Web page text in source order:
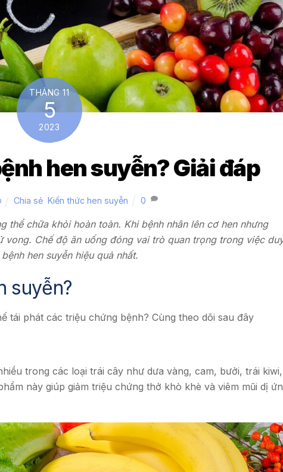
THÁNG 11
5
2023
hen suyễn? Giải đáp
Chia sẻ ,Kiến thức hen suyễn 0
thể chữa khỏi hoàn toàn. Khi bệnh nhân lên cơ hen nhưng
Chế độ ăn uống đóng vai trò quan trọng trong việc
hen suyễn hiệu quả nhất.
suyễn?
tái phát các triệu chứng bệnh? Cùng theo dõi sau đây
trong các loại trái cây như dưa vàng, cam, bưởi, trái kiwi,
này giúp giảm triệu chứng thở khò khè và viêm mũi dị